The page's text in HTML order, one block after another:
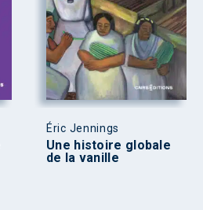
Éric Jennings
Une histoire globale
de la vanille